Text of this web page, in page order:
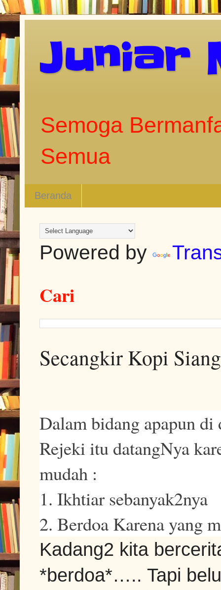
Juniar
Semoga
Semua
Beranda
Powered by
Cari
Secangkir Kopi Siang
Dalam bidang apapun
Rejeki itu datangNya
mudah :
1. Ikhtiar sebanyak2nya
2. Berdoa Karena yang
Kadang2 kita
*berdoa*….. Tapi